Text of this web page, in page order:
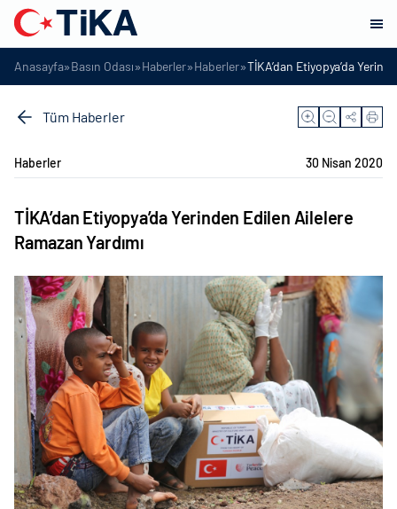
Anasayfa»Basın Odası»Haberler»Haberler»TİKA’dan Etiyopya’da
Tüm Haberler
Haberler 30 Nisan 2020
TİKA’dan Etiyopya’da Yerinden Edilen Ailelere
Ramazan Yardımı